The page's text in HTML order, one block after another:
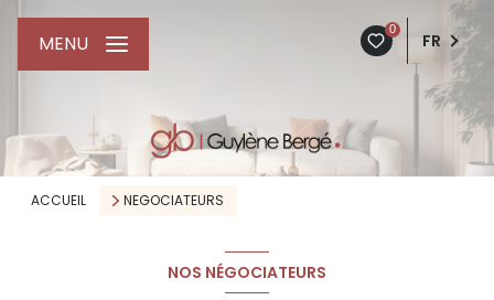
0
FR
MENU
ACCUEIL NEGOCIATEURS
NOS NÉGOCIATEURS